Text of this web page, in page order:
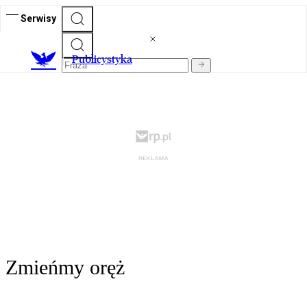
Serwisy
Publicystyka
Zmieńmy oręż